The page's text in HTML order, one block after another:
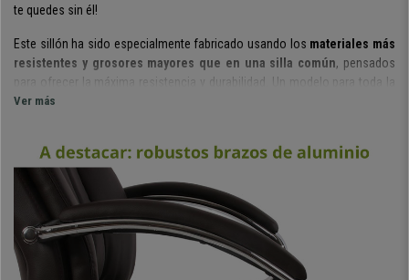
te quedes sin él!
Este sillón ha sido especialmente fabricado usando los materiales más
resistentes y grosores mayores que en una silla común, pensados
para ofrecer la máxima resistencia y durabilidad. Un modelo para toda la
vida que además es
grueso.Tanto el asiento como el alto respaldo con reposacabezas
integrado ofrecen una sensación única, casi como la de estar en el sofá
de tu casa. Además, sus amplias dimensiones permiten acomodar
personas de talla más grande.
Este modelo está especialmente diseñado para pasar en él largos
periodos de tiempo, ya que está
adaptado para pasar hasta 8 horas
Ver más